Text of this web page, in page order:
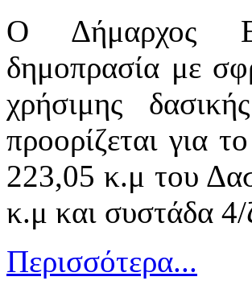
Ο Δήμαρχος
δημοπρασία με
χρήσιμης
προορίζεται για
223,05 κ.μ του
κ.μ και συστάδα
Περισσότερα...